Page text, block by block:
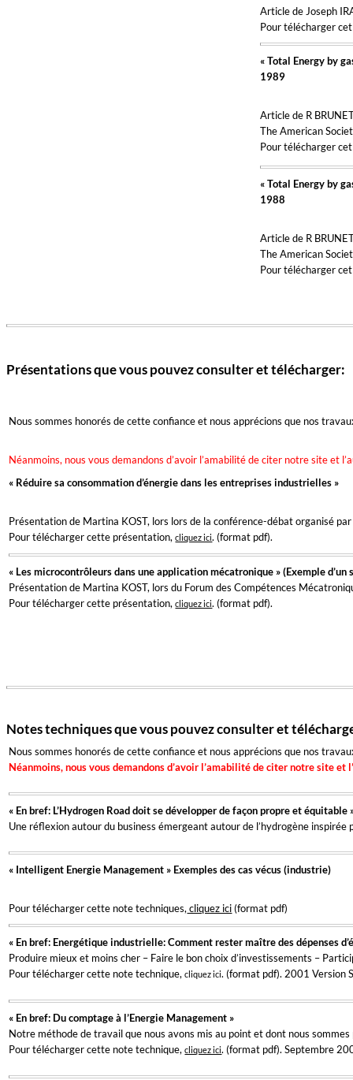
Article de Joseph
Pour télécharger
« Total Energy by
1989
Article de R
The American
Pour télécharger
« Total Energy by
1988
Article de R
The American
Pour télécharger
Présentations que vous pouvez consulter et télécharger:
Nous sommes honorés de cette confiance et nous apprécions que nos
Néanmoins, nous vous demandons d’avoir l’amabilité de citer notre site et
« Réduire sa consommation d’énergie dans les entreprises industrielles »
Présentation de Martina KOST, lors lors de la conférence-débat organisé
Pour télécharger cette présentation,cliquez ici. (format pdf).
« Les microcontrôleurs dans une application mécatronique » (Exemple
Présentation de Martina KOST, lors du Forum des Compétences
Pour télécharger cette présentation,cliquez ici. (format pdf).
Notes techniques que vous pouvez consulter et
Nous sommes honorés de cette confiance et nous apprécions que nos
Néanmoins, nous vous demandons d’avoir l’amabilité de citer notre site
« En bref: L’Hydrogen Road doit se développer de façon propre et équitable
Une réflexion autour du business émergeant autour de l’hydrogène
« Intelligent Energie Management » Exemples des cas vécus (industrie)
Pour télécharger cette note techniques, cliquez ici(format pdf)
« En bref: Energétique industrielle: Comment rester maître des dépenses
Produire mieux et moins cher – Faire le bon choix d’investissements –
Pour télécharger cette note technique,cliquez ici. (format pdf). 2001 Version
« En bref: Du comptage à l’Energie Management »
Notre méthode de travail que nous avons mis au point et dont nous
Pour télécharger cette note technique,cliquez ici. (format pdf). Septembre